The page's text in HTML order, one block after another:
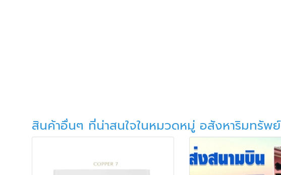
สินค้าอื่นๆ ที่น่าสนใจในหมวดหมู่ อสังหาริมทรัพย์